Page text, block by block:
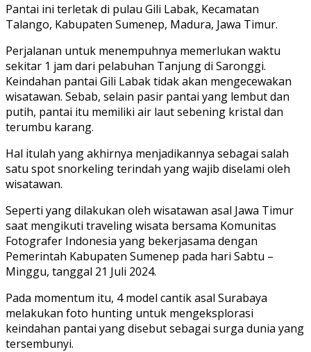
Pantai ini terletak di pulau Gili Labak, Kecamatan
Talango, Kabupaten Sumenep, Madura, Jawa Timur.
Perjalanan untuk menempuhnya memerlukan waktu
sekitar 1 jam dari pelabuhan Tanjung di Saronggi.
Keindahan pantai Gili Labak tidak akan mengecewakan
wisatawan. Sebab, selain pasir pantai yang lembut dan
putih, pantai itu memiliki air laut sebening kristal dan
terumbu karang.
Hal itulah yang akhirnya menjadikannya sebagai salah
satu spot snorkeling terindah yang wajib diselami oleh
wisatawan.
Seperti yang dilakukan oleh wisatawan asal Jawa Timur
saat mengikuti traveling wisata bersama Komunitas
Fotografer Indonesia yang bekerjasama dengan
Pemerintah Kabupaten Sumenep pada hari Sabtu –
Minggu, tanggal 21 Juli 2024.
Pada momentum itu, 4 model cantik asal Surabaya
melakukan foto hunting untuk mengeksplorasi
keindahan pantai yang disebut sebagai surga dunia yang
tersembunyi.